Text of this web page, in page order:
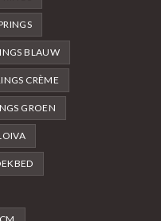
BLAUW
CRÈME
GROEN